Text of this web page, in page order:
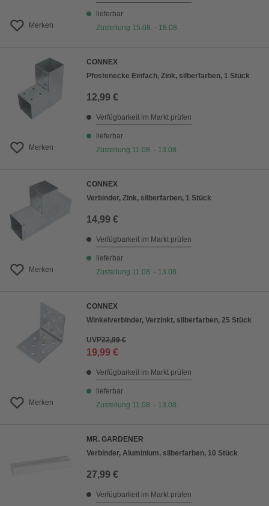
Merken
lieferbar
Zustellung 15.08. - 18.08.
Merken
CONNEX
Pfostenecke Einfach, Zink, silberfarben, 1 Stück
12,99 €
Verfügbarkeit im Markt prüfen
lieferbar
Zustellung 11.08. - 13.08.
Merken
CONNEX
Verbinder, Zink, silberfarben, 1 Stück
14,99 €
Verfügbarkeit im Markt prüfen
lieferbar
Zustellung 11.08. - 13.08.
Merken
CONNEX
Winkelverbinder, Verzinkt, silberfarben, 25 Stück
UVP22,99 €
19,99 €
Verfügbarkeit im Markt prüfen
lieferbar
Zustellung 11.08. - 13.08.
MR. GARDENER
Verbinder, Aluminium, silberfarben, 10 Stück
27,99 €
Verfügbarkeit im Markt prüfen